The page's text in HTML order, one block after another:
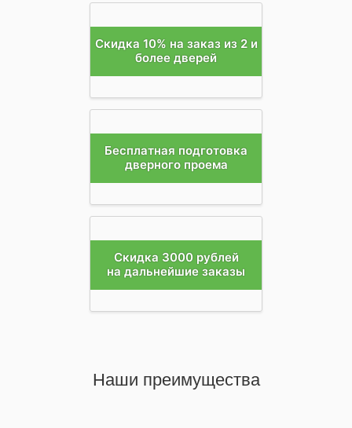
Скидка 10% на заказ из 2 и
более дверей
Бесплатная подготовка
дверного проема
Скидка 3000 рублей
на дальнейшие заказы
Наши преимущества